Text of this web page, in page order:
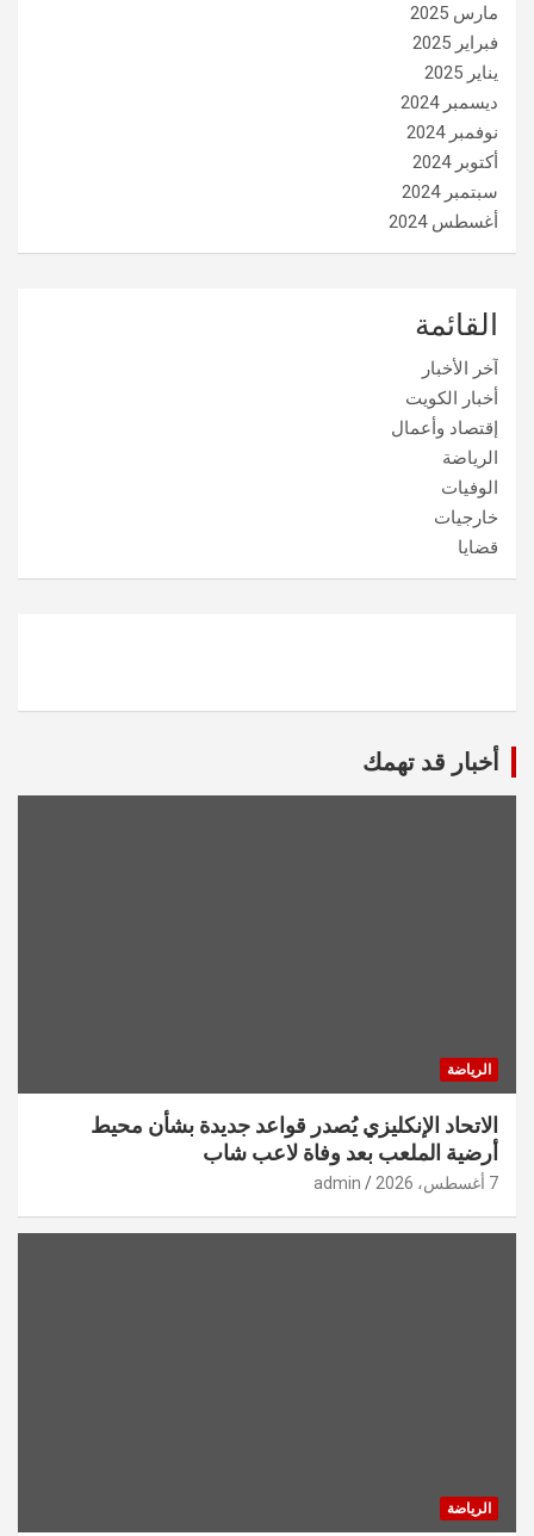
مارس 2025
فبراير 2025
يناير 2025
ديسمبر 2024
نوفمبر 2024
أكتوبر 2024
سبتمبر 2024
أغسطس 2024
القائمة
آخر الأخبار
أخبار الكويت
إقتصاد وأعمال
الرياضة
الوفيات
خارجيات
قضايا
أخبار قد تهمك
الرياضة
الاتحاد الإنكليزي يُصدر قواعد جديدة بشأن محيط
أرضية الملعب بعد وفاة لاعب شاب
7 أغسطس، 2026 admin
الرياضة